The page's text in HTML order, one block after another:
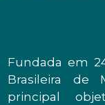
Fundada em
Brasileira de
principal